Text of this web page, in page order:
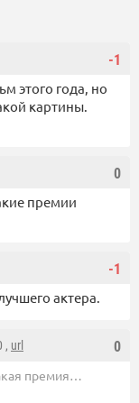
-1
этого года, но
картины.
0
премии
-1
актера.
0
, url
премия…